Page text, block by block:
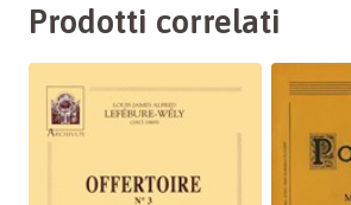
Prodotti correlati